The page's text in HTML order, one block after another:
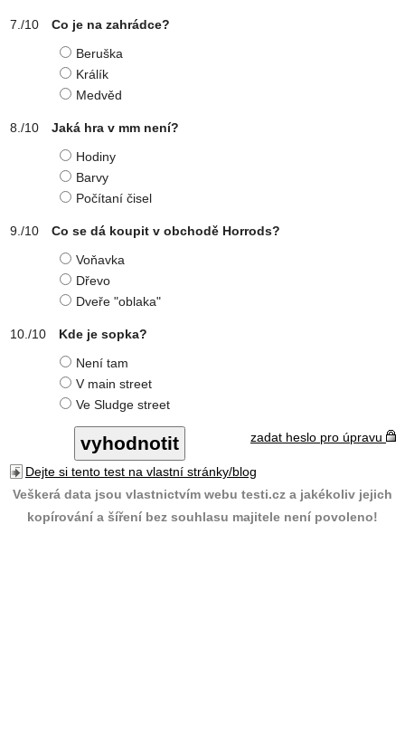
Co je na zahrádce?
Beruška
Králík
Medvěd
Jaká hra v mm není?
Hodiny
Barvy
Počítaní čisel
Co se dá koupit v obchodě Horrods?
Voňavka
Dřevo
Dveře "oblaka"
Kde je sopka?
Není tam
V main street
Ve Sludge street
zadat heslo pro úpravu
Dejte si tento test na vlastní stránky/blog
Veškerá data jsou vlastnictvím webu testi.cz a jakékoliv jejich
kopírování a šíření bez souhlasu majitele není povoleno!